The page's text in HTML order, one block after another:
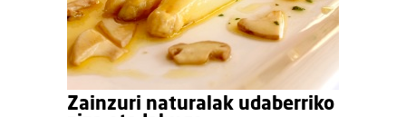
Zainzuri naturalak udaberriko